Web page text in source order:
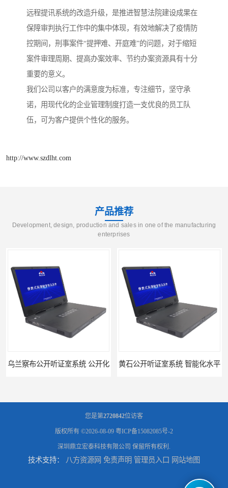
远程提讯系统的改造升级，是推进智慧法院建设成果在
保障审判执行工作中的集中体现，有效地解决了疫情防
控期间，刑事案件“提押难、开庭难”的问题，对于缩短
案件审理周期、提高办案效率、节约办案资源具有十分
重要的意义。
我们公司以客户的满意度为标准，专注细节，坚守承
诺，用现代化的企业管理制度打造一支优良的员工队
伍，可为客户提供个性化的服务。
http://www.szdlht.com
产品推荐
Development, design, production and sales in one of the manufacturing
enterprises
乌兰察布公开听证室系统 公开化 黄石公开听证室系统 智能化水平
您是第2720842位访客
版权所有 ©2026-08-09 粤ICP备15082085号-2
深圳鼎立宏泰科技有限公司 保留所有权利.
技术支持： 八方资源网 免责声明 管理员入口 网站地图